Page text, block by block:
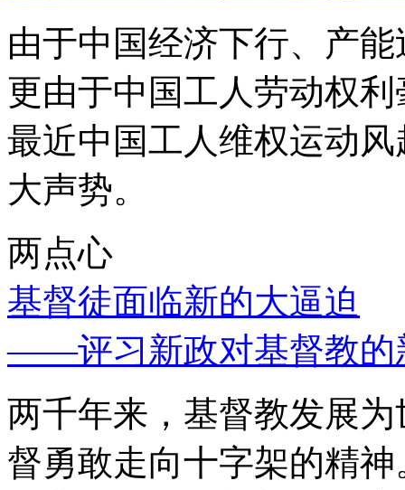
由于中国经济下行、产
更由于中国工人劳动权
最近中国工人维权运动
大声势。
两点心
基督徒面临新的大逼迫
——评习新政对基督教的
两千年来，基督教发展
督勇敢走向十字架的精